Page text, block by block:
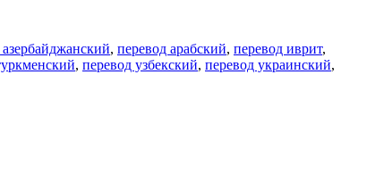
, перевод арабский, перевод иврит,
, перевод узбекский, перевод украинский,